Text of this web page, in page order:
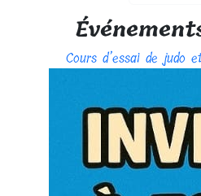
Cours d’essai de judo